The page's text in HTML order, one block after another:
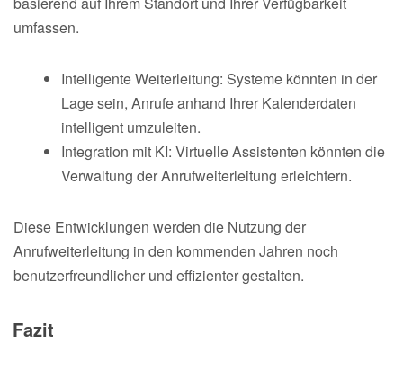
umfassen.
Intelligente Weiterleitung: Systeme könnten in der
Lage sein, Anrufe anhand Ihrer Kalenderdaten
intelligent umzuleiten.
Integration mit KI: Virtuelle Assistenten könnten die
Verwaltung der Anrufweiterleitung erleichtern.
Diese Entwicklungen werden die Nutzung der
Anrufweiterleitung in den kommenden Jahren noch
benutzerfreundlicher und effizienter gestalten.
Fazit